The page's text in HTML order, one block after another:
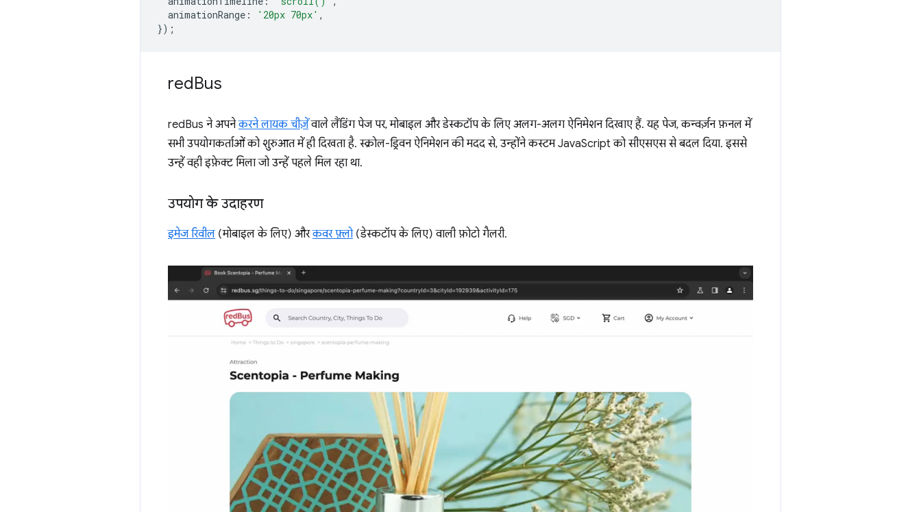
animationRange : '20px 70px' ,
});
redBus
redBus ने अपनेकरने लायक चीज़ेंवाले लैंडिंग पेज पर, मोबाइल और डेस्कटॉप के लिए अलग-अलग ऐनिमेशन दिखाए हैं. यह पेज, कन्वर्ज़न फ़नल में
सभी उपयोगकर्ताओं को शुरुआत में ही दिखता है. स्क्रोल-ड्रिवन ऐनिमेशन की मदद से, उन्होंने कस्टम JavaScript को सीएसएस से बदल दिया. इससे
उन्हें वही इफ़ेक्ट मिला जो उन्हें पहले मिल रहा था.
उपयोग के उदाहरण
इमेज रिवील (मोबाइल के लिए) औरकवर फ़्लो(डेस्कटॉप के लिए) वाली फ़ोटो गैलरी.